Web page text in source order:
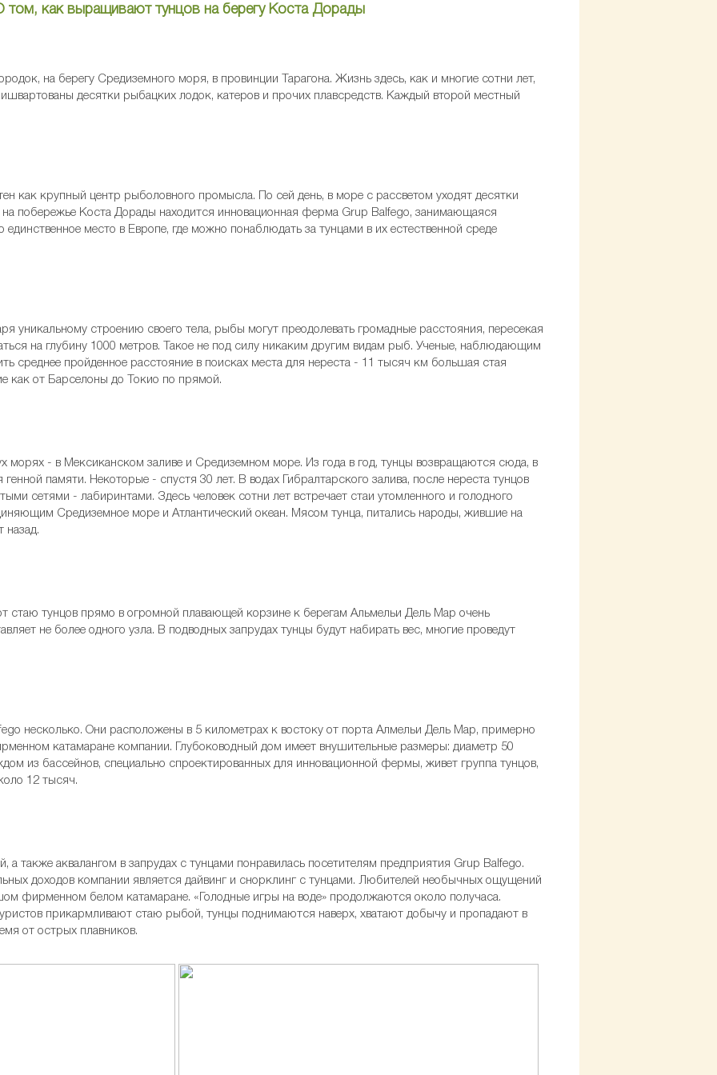
том, как выращивают тунцов на берегу Коста Дорады
на берегу Средиземного моря, в провинции Тарагона. Жизнь здесь, как и многие сотни лет,
десятки рыбацких лодок, катеров и прочих плавсредств. Каждый второй местный
как крупный центр рыболовного промысла. По сей день, в море с рассветом уходят десятки
побережье Коста Дорады находится инновационная ферма Grup Balfego, занимающаяся
единственное место в Европе, где можно понаблюдать за тунцами в их естественной среде
уникальному строению своего тела, рыбы могут преодолевать громадные расстояния, пересекая
на глубину 1000 метров. Такое не под силу никаким другим видам рыб. Ученые, наблюдающим
среднее пройденное расстояние в поисках места для нереста - 11 тысяч км большая стая
как от Барселоны до Токио по прямой.
морях - в Мексиканском заливе и Средиземном море. Из года в год, тунцы возвращаются сюда, в
памяти. Некоторые - спустя 30 лет. В водах Гибралтарского залива, после нереста тунцов
сетями - лабиринтами. Здесь человек сотни лет встречает стаи утомленного и голодного
Средиземное море и Атлантический океан. Мясом тунца, питались народы, жившие на
назад.
стаю тунцов прямо в огромной плавающей корзине к берегам Альмельи Дель Мар очень
не более одного узла. В подводных запрудах тунцы будут набирать вес, многие проведут
несколько. Они расположены в 5 километрах к востоку от порта Алмельи Дель Мар, примерно
катамаране компании. Глубоководный дом имеет внушительные размеры: диаметр 50
из бассейнов, специально спроектированных для инновационной фермы, живет группа тунцов,
12 тысяч.
а также аквалангом в запрудах с тунцами понравилась посетителям предприятия Grup Balfego.
доходов компании является дайвинг и снорклинг с тунцами. Любителей необычных ощущений
фирменном белом катамаране. «Голодные игры на воде» продолжаются около получаса.
прикармливают стаю рыбой, тунцы поднимаются наверх, хватают добычу и пропадают в
от острых плавников.